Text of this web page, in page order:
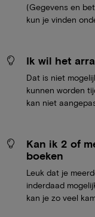
(Gegevens en
kun je vinden
Ik wil het
Dat is niet
kunnen worden
kan niet
Kan ik 2 of
boeken
Leuk dat je
inderdaad
kan je zo veel